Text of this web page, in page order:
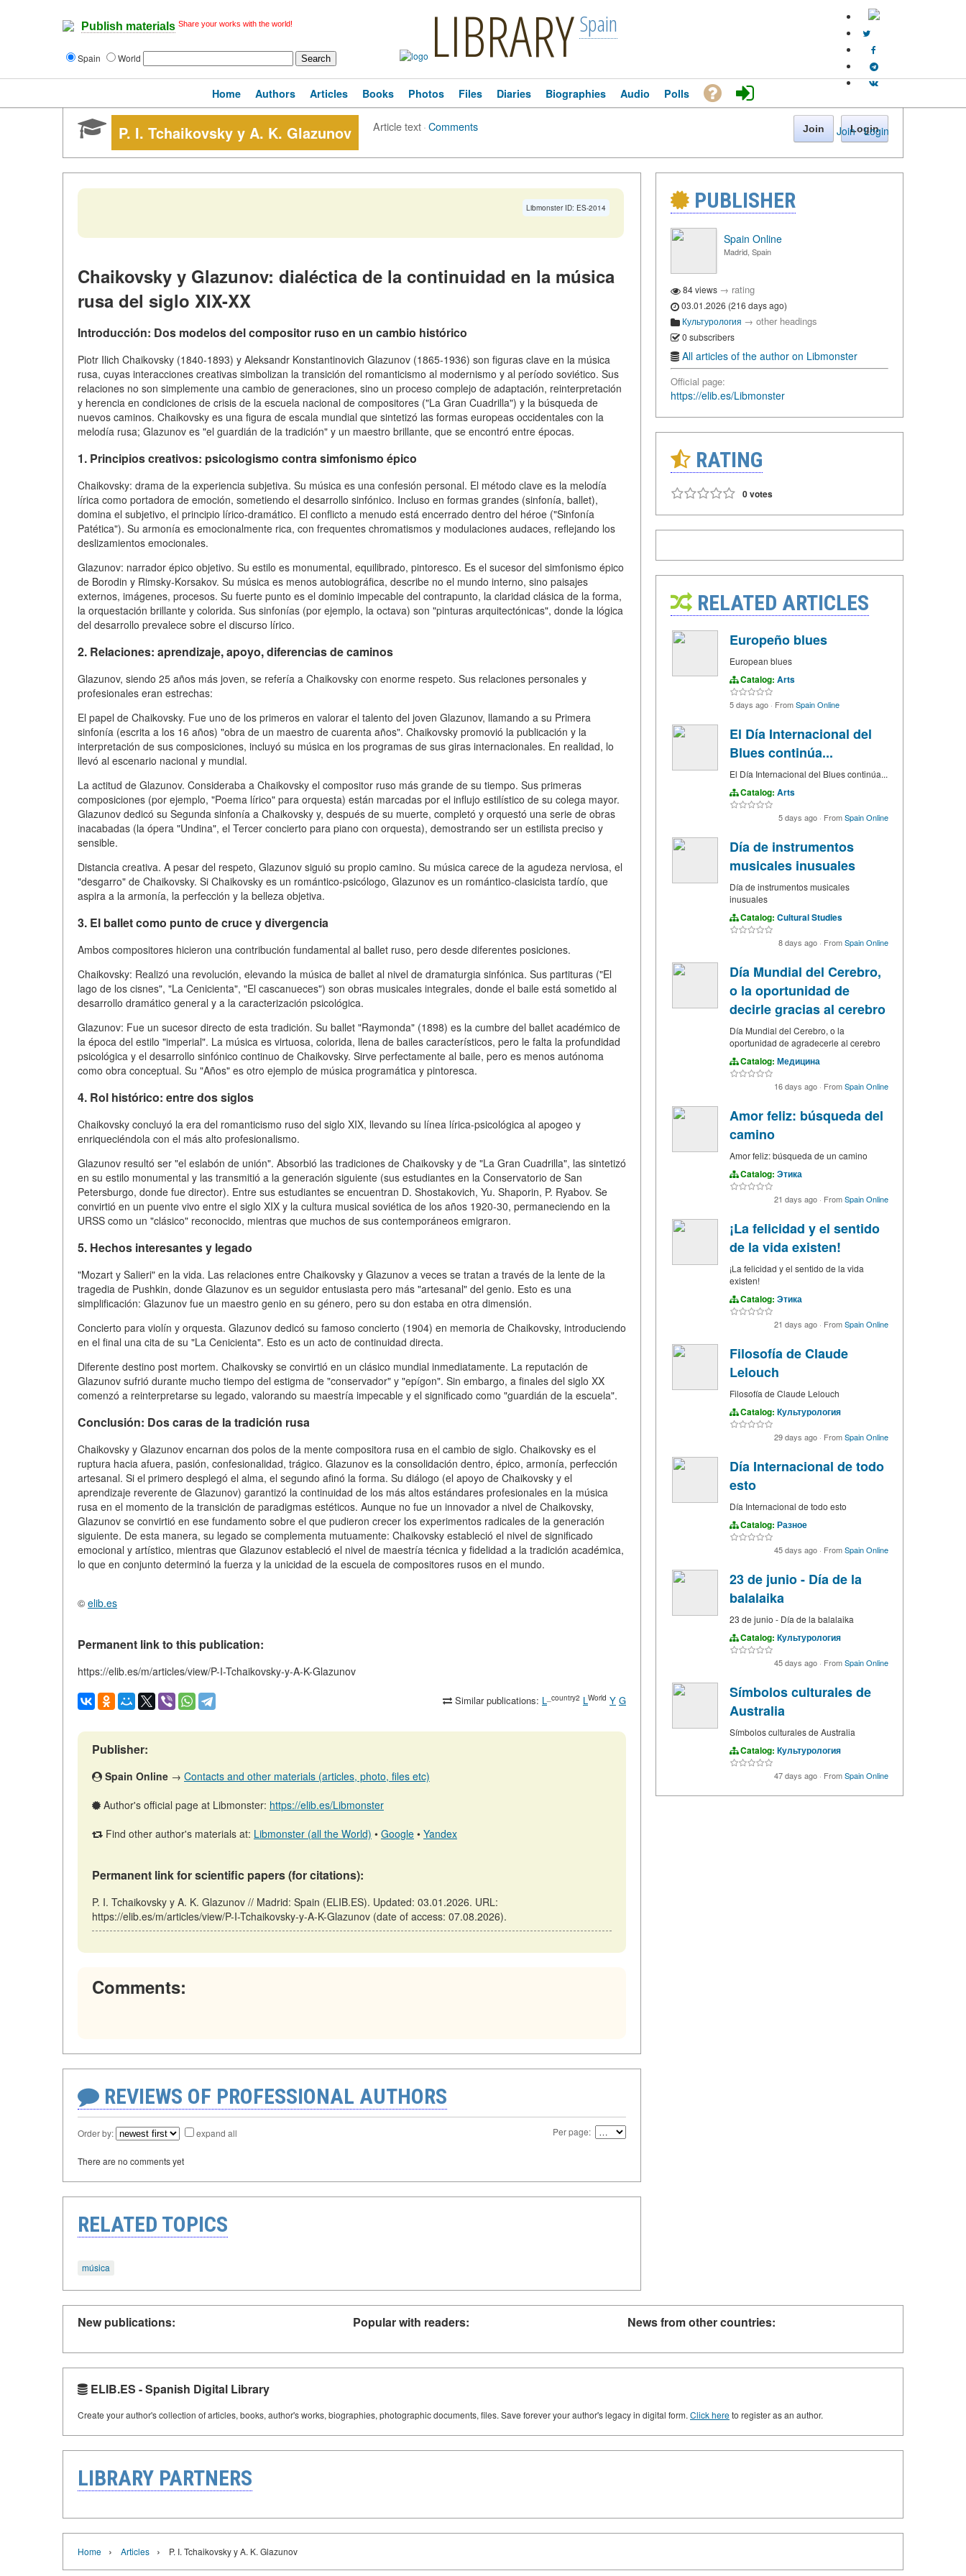
Publish materials Share your works with the world!
Spain World LIBRARY Spain
Join · Login
Home Authors Articles Books Photos Files Diaries Biographies Audio Polls
P. I. Tchaikovsky y A. K. Glazunov Article text·Comments Join Login
Libmonster ID: ES-2014
Chaikovsky y Glazunov: dialéctica de la continuidad en la música
rusa del siglo XIX-XX
Introducción: Dos modelos del compositor ruso en un cambio histórico
Piotr Ilich Chaikovsky (1840-1893) y Aleksandr Konstantinovich Glazunov (1865-1936) son figuras clave en la música
rusa, cuyas interacciones creativas simbolizan la transición del romanticismo al modernismo y al período soviético. Sus
relaciones no son simplemente una cambio de generaciones, sino un proceso complejo de adaptación, reinterpretación
y herencia en condiciones de crisis de la escuela nacional de compositores ("La Gran Cuadrilla") y la búsqueda de
nuevos caminos. Chaikovsky es una figura de escala mundial que sintetizó las formas europeas occidentales con la
melodía rusa; Glazunov es "el guardián de la tradición" y un maestro brillante, que se encontró entre épocas.
1. Principios creativos: psicologismo contra simfonismo épico
Chaikovsky: drama de la experiencia subjetiva. Su música es una confesión personal. El método clave es la melodía
lírica como portadora de emoción, sometiendo el desarrollo sinfónico. Incluso en formas grandes (sinfonía, ballet),
domina el subjetivo, el principio lírico-dramático. El conflicto a menudo está encerrado dentro del héroe ("Sinfonía
Patética"). Su armonía es emocionalmente rica, con frequentes chromatismos y modulaciones audaces, reflejando los
deslizamientos emocionales.
Glazunov: narrador épico objetivo. Su estilo es monumental, equilibrado, pintoresco. Es el sucesor del simfonismo épico
de Borodin y Rimsky-Korsakov. Su música es menos autobiográfica, describe no el mundo interno, sino paisajes
externos, imágenes, procesos. Su fuerte punto es el dominio impecable del contrapunto, la claridad clásica de la forma,
la orquestación brillante y colorida. Sus sinfonías (por ejemplo, la octava) son "pinturas arquitectónicas", donde la lógica
del desarrollo prevalece sobre el discurso lírico.
2. Relaciones: aprendizaje, apoyo, diferencias de caminos
Glazunov, siendo 25 años más joven, se refería a Chaikovsky con enorme respeto. Sus relaciones personales y
profesionales eran estrechas:
El papel de Chaikovsky. Fue uno de los primeros en valorar el talento del joven Glazunov, llamando a su Primera
sinfonía (escrita a los 16 años) "obra de un maestro de cuarenta años". Chaikovsky promovió la publicación y la
interpretación de sus composiciones, incluyó su música en los programas de sus giras internacionales. En realidad, lo
llevó al escenario nacional y mundial.
La actitud de Glazunov. Consideraba a Chaikovsky el compositor ruso más grande de su tiempo. Sus primeras
composiciones (por ejemplo, "Poema lírico" para orquesta) están marcadas por el influjo estilístico de su colega mayor.
Glazunov dedicó su Segunda sinfonía a Chaikovsky y, después de su muerte, completó y orquestó una serie de obras
inacabadas (la ópera "Undina", el Tercer concierto para piano con orquesta), demostrando ser un estilista preciso y
sensible.
Distancia creativa. A pesar del respeto, Glazunov siguió su propio camino. Su música carece de la agudeza nerviosa, el
"desgarro" de Chaikovsky. Si Chaikovsky es un romántico-psicólogo, Glazunov es un romántico-clasicista tardío, que
aspira a la armonía, la perfección y la belleza objetiva.
3. El ballet como punto de cruce y divergencia
Ambos compositores hicieron una contribución fundamental al ballet ruso, pero desde diferentes posiciones.
Chaikovsky: Realizó una revolución, elevando la música de ballet al nivel de dramaturgia sinfónica. Sus partituras ("El
lago de los cisnes", "La Cenicienta", "El cascanueces") son obras musicales integrales, donde el baile está sometido al
desarrollo dramático general y a la caracterización psicológica.
Glazunov: Fue un sucesor directo de esta tradición. Su ballet "Raymonda" (1898) es la cumbre del ballet académico de
la época del estilo "imperial". La música es virtuosa, colorida, llena de bailes característicos, pero le falta la profundidad
psicológica y el desarrollo sinfónico continuo de Chaikovsky. Sirve perfectamente al baile, pero es menos autónoma
como obra conceptual. Su "Años" es otro ejemplo de música programática y pintoresca.
4. Rol histórico: entre dos siglos
Chaikovsky concluyó la era del romanticismo ruso del siglo XIX, llevando su línea lírica-psicológica al apogeo y
enriqueciéndola con el más alto profesionalismo.
Glazunov resultó ser "el eslabón de unión". Absorbió las tradiciones de Chaikovsky y de "La Gran Cuadrilla", las sintetizó
en su estilo monumental y las transmitió a la generación siguiente (sus estudiantes en la Conservatorio de San
Petersburgo, donde fue director). Entre sus estudiantes se encuentran D. Shostakovich, Yu. Shaporin, P. Ryabov. Se
convirtió en un puente vivo entre el siglo XIX y la cultura musical soviética de los años 1920-30, permaneciendo en la
URSS como un "clásico" reconocido, mientras que muchos de sus contemporáneos emigraron.
5. Hechos interesantes y legado
"Mozart y Salieri" en la vida. Las relaciones entre Chaikovsky y Glazunov a veces se tratan a través de la lente de la
tragedia de Pushkin, donde Glazunov es un seguidor entusiasta pero más "artesanal" del genio. Esto es una
simplificación: Glazunov fue un maestro genio en su género, pero su don estaba en otra dimensión.
Concierto para violín y orquesta. Glazunov dedicó su famoso concierto (1904) en memoria de Chaikovsky, introduciendo
en el final una cita de su "La Cenicienta". Esto es un acto de continuidad directa.
Diferente destino post mortem. Chaikovsky se convirtió en un clásico mundial inmediatamente. La reputación de
Glazunov sufrió durante mucho tiempo del estigma de "conservador" y "epígon". Sin embargo, a finales del siglo XX
comenzó a reinterpretarse su legado, valorando su maestría impecable y el significado como "guardián de la escuela".
Conclusión: Dos caras de la tradición rusa
Chaikovsky y Glazunov encarnan dos polos de la mente compositora rusa en el cambio de siglo. Chaikovsky es el
ruptura hacia afuera, pasión, confesionalidad, trágico. Glazunov es la consolidación dentro, épico, armonía, perfección
artesanal. Si el primero desplegó el alma, el segundo afinó la forma. Su diálogo (el apoyo de Chaikovsky y el
aprendizaje reverente de Glazunov) garantizó la continuidad de los más altos estándares profesionales en la música
rusa en el momento de la transición de paradigmas estéticos. Aunque no fue un innovador a nivel de Chaikovsky,
Glazunov se convirtió en ese fundamento sobre el que pudieron crecer los experimentos radicales de la generación
siguiente. De esta manera, su legado se complementa mutuamente: Chaikovsky estableció el nivel de significado
emocional y artístico, mientras que Glazunov estableció el nivel de maestría técnica y fidelidad a la tradición académica,
lo que en conjunto determinó la fuerza y la unicidad de la escuela de compositores rusos en el mundo.
© elib.es
Permanent link to this publication:
https://elib.es/m/articles/view/P-I-Tchaikovsky-y-A-K-Glazunov
Similar publications: L _country2 LWorld Y G
Publisher:
Spain Online → Contacts and other materials (articles, photo, files etc)
Author's official page at Libmonster: https://elib.es/Libmonster
Find other author's materials at: Libmonster (all the World) • Google • Yandex
Permanent link for scientific papers (for citations):
P. I. Tchaikovsky y A. K. Glazunov // Madrid: Spain (ELIB.ES). Updated: 03.01.2026. URL:
https://elib.es/m/articles/view/P-I-Tchaikovsky-y-A-K-Glazunov (date of access: 07.08.2026).
Comments:
REVIEWS OF PROFESSIONAL AUTHORS
Order by: expand all Per page:
There are no comments yet
RELATED TOPICS
música
PUBLISHER
Spain Online
Madrid, Spain
84 views → rating
03.01.2026 (216 days ago)
Культурология → other headings
0 subscribers
All articles of the author on Libmonster
Official page:
https://elib.es/Libmonster
RATING
0 votes
RELATED ARTICLES
Europeño blues
European blues
Catalog: Arts
5 days ago · FromSpain Online
El Día Internacional del
Blues continúa...
El Día Internacional del Blues continúa...
Catalog: Arts
5 days ago · FromSpain Online
Día de instrumentos
musicales inusuales
Día de instrumentos musicales
inusuales
Catalog: Cultural Studies
8 days ago · FromSpain Online
Día Mundial del Cerebro,
o la oportunidad de
decirle gracias al cerebro
Día Mundial del Cerebro, o la
oportunidad de agradecerle al cerebro
Catalog: Медицина
16 days ago · FromSpain Online
Amor feliz: búsqueda del
camino
Amor feliz: búsqueda de un camino
Catalog: Этика
21 days ago · FromSpain Online
¡La felicidad y el sentido
de la vida existen!
¡La felicidad y el sentido de la vida
existen!
Catalog: Этика
21 days ago · FromSpain Online
Filosofía de Claude
Lelouch
Filosofía de Claude Lelouch
Catalog: Культурология
29 days ago · FromSpain Online
Día Internacional de todo
esto
Día Internacional de todo esto
Catalog: Разное
45 days ago · FromSpain Online
23 de junio - Día de la
balalaika
23 de junio - Día de la balalaika
Catalog: Культурология
45 days ago · FromSpain Online
Símbolos culturales de
Australia
Símbolos culturales de Australia
Catalog: Культурология
47 days ago · FromSpain Online
New publications: Popular with readers: News from other countries:
ELIB.ES - Spanish Digital Library
Create your author's collection of articles, books, author's works, biographies, photographic documents, files. Save forever your author's legacy in digital form. Click hereto register as an author.
LIBRARY PARTNERS
Home › Articles › P. I. Tchaikovsky y A. K. Glazunov